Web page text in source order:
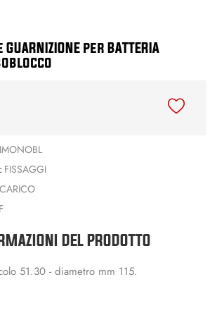
per BATTERIA
FISSAGGI
DEL PRODOTTO
51.30 - diametro mm 115.